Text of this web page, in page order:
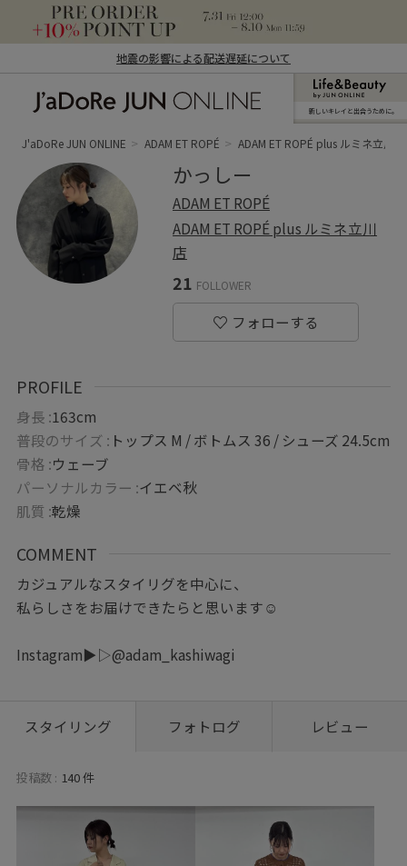
地震の影響による配送遅延について
ン オンライン）
新しいキレイと出合うために。
J'aDoRe JUN ONLINE ADAM ET ROPÉ ADAM ET ROPÉ plus ルミネ立川店
かっしー
ADAM ET ROPÉ
ADAM ET ROPÉ plus ルミネ立川
店
21 FOLLOWER
PROFILE
身長 :163cm
普段のサイズ : トップス M / ボトムス 36 / シューズ 24.5cm
骨格 :ウェーブ
パーソナルカラー :イエベ秋
肌質 :乾燥
COMMENT
カジュアルなスタイリグを中心に、
私らしさをお届けできたらと思います☺︎
Instagram▶︎▷@adam_kashiwagi
スタイリング フォトログ レビュー
投稿数 : 140 件